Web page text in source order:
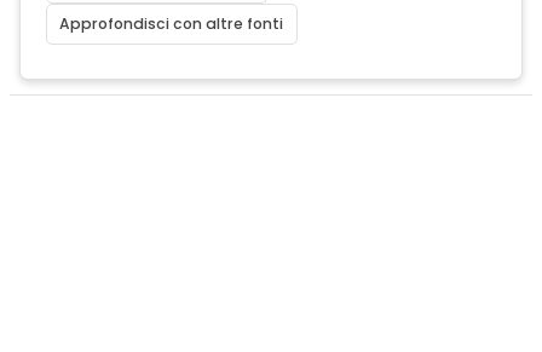
Approfondisci con altre fonti